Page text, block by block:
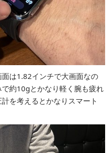
は1.82インチで大画面なの
約10gとかなり軽く腕も疲れ
を考えるとかなりスマート